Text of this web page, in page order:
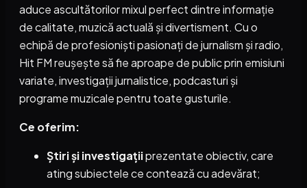
aduce ascultătorilor mixul perfect dintre informație
de calitate, muzică actuală și divertisment. Cu o
echipă de profesioniști pasionați de jurnalism și radio,
Hit FM reușește să fie aproape de public prin emisiuni
variate, investigații jurnalistice, podcasturi și
programe muzicale pentru toate gusturile.
Ce oferim:
Știri și investigațiiprezentate obiectiv, care
ating subiectele ce contează cu adevărat;